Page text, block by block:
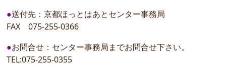
●送付先：京都ほっとはあとセンター事務局
FAX 075-255-0366
●お問合せ：センター事務局までお問合せ下さい。
TEL:075-255-0355